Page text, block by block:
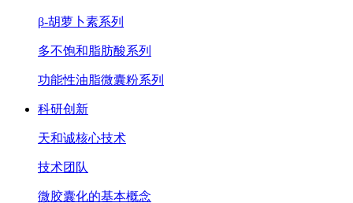
β-胡萝卜素系列
多不饱和脂肪酸系列
功能性油脂微囊粉系列
科研创新
天和诚核心技术
技术团队
微胶囊化的基本概念